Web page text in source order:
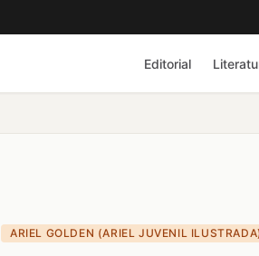
Editorial
ARIEL GOLDEN (ARIEL JUVENIL